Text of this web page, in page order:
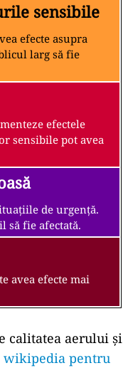
sensibile
efecte asupra
larg să fie
efectele
sensibile pot avea
de urgență.
să fie afectată.
avea efecte mai
calitatea aerului și
wikipedia pentru